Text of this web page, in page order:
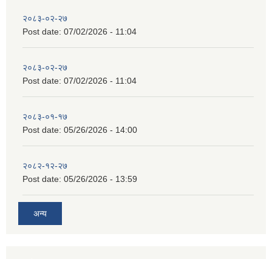
२०८३-०२-२७
Post date: 07/02/2026 - 11:04
२०८३-०२-२७
Post date: 07/02/2026 - 11:04
२०८३-०१-१७
Post date: 05/26/2026 - 14:00
२०८२-१२-२७
Post date: 05/26/2026 - 13:59
अन्य